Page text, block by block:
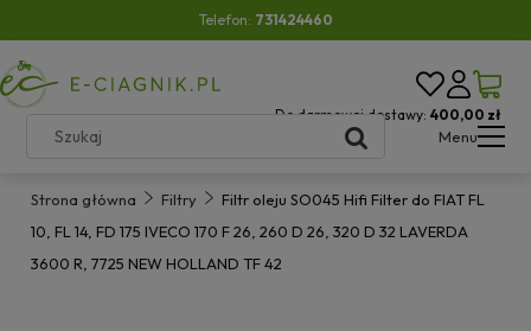
Telefon: 731424460
Do darmowej dostawy: 400,00 zł
Menu
Strona główna Filtry
Filtr oleju SO045 Hifi Filter do FIAT FL
10, FL 14, FD 175 IVECO 170 F 26, 260 D 26, 320 D 32 LAVERDA
3600 R, 7725 NEW HOLLAND TF 42